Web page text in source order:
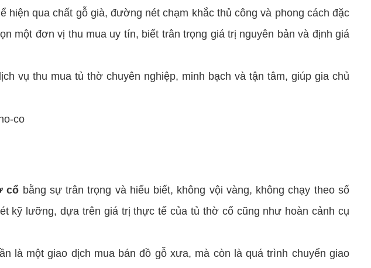
qua chất gỗ già, đường nét chạm khắc thủ công và phong cách đặc
một đơn vị thu mua uy tín, biết trân trọng giá trị nguyên bản và định giá
vụ thu mua tủ thờ chuyên nghiệp, minh bạch và tận tâm, giúp gia chủ
cổ bằng sự trân trọng và hiểu biết, không vội vàng, không chạy theo số
kỹ lưỡng, dựa trên giá trị thực tế của tủ thờ cổ cũng như hoàn cảnh cụ
là một giao dịch mua bán đồ gỗ xưa, mà còn là quá trình chuyển giao